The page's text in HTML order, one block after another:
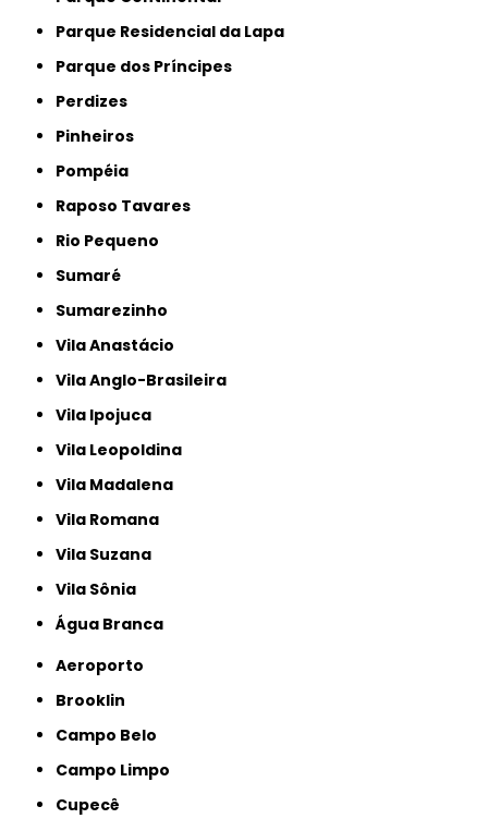
Parque Residencial da Lapa
Parque dos Príncipes
Perdizes
Pinheiros
Pompéia
Raposo Tavares
Rio Pequeno
Sumaré
Sumarezinho
Vila Anastácio
Vila Anglo-Brasileira
Vila Ipojuca
Vila Leopoldina
Vila Madalena
Vila Romana
Vila Suzana
Vila Sônia
Água Branca
Aeroporto
Brooklin
Campo Belo
Campo Limpo
Cupecê